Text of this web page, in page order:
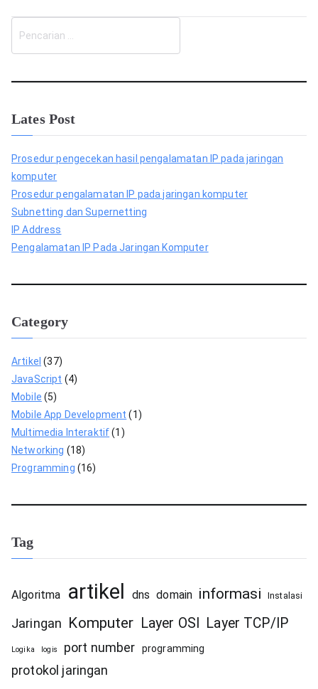
i
Lates Post
Prosedur pengecekan hasil pengalamatan IP pada jaringan
komputer
Prosedur pengalamatan IP pada jaringan komputer
Subnetting dan Supernetting
IP Address
Pengalamatan IP Pada Jaringan Komputer
Category
Artikel (37)
JavaScript (4)
Mobile (5)
Mobile App Development (1)
Multimedia Interaktif(1)
Networking (18)
Programming (16)
Tag
Algoritma artikel dns domain informasi Instalasi
Jaringan Komputer Layer OSI Layer TCP/IP
Logika logis port number programming
protokol jaringan